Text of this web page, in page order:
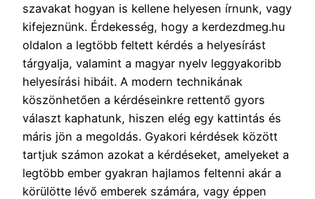
szavakat hogyan is kellene helyesen írnunk, vagy
kifejeznünk. Érdekesség, hogy a kerdezdmeg.hu
oldalon a legtöbb feltett kérdés a helyesírást
tárgyalja, valamint a magyar nyelv leggyakoribb
helyesírási hibáit. A modern technikának
köszönhetően a kérdéseinkre rettentő gyors
választ kaphatunk, hiszen elég egy kattintás és
máris jön a megoldás. Gyakori kérdések között
tartjuk számon azokat a kérdéseket, amelyeket a
legtöbb ember gyakran hajlamos feltenni akár a
körülötte lévő emberek számára, vagy éppen